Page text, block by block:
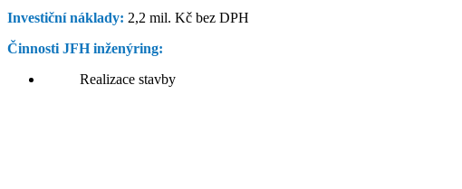
Investiční náklady: 2,2 mil. Kč bez DPH
Činnosti JFH inženýring:
Realizace stavby